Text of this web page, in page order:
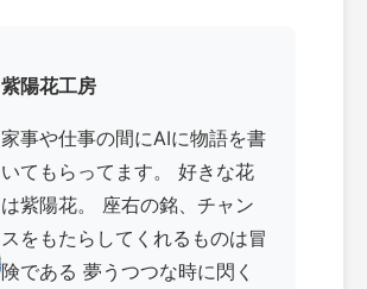
紫陽花工房
家事や仕事の間にAIに物語を書
いてもらってます。 好きな花
は紫陽花。 座右の銘、チャン
スをもたらしてくれるものは冒
険である 夢うつつな時に閃く